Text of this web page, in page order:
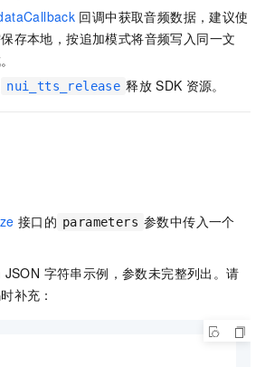
回调中获取音频数据，建议使
存本地，按追加模式将音频写入同一文
nui_tts_release 释放 SDK 资源。
接口的 parameters 参数中传入一个
JSON 字符串示例，参数未完整列出。请
补充：